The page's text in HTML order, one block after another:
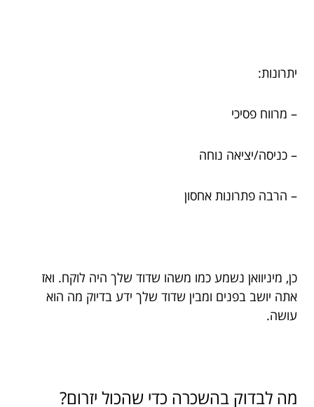
יתרונות:
– מרווח פסיכי
– כניסה/יציאה נוחה
– הרבה פתרונות אחסון
כן, מיניוואן נשמע כמו משהו שדוד שלך היה לוקח. ואז
אתה יושב בפנים ומבין שדוד שלך ידע בדיוק מה הוא
עושה.
מה לבדוק בהשכרה כדי שהכול יזרום?